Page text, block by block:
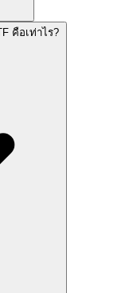
คือเท่าไร?